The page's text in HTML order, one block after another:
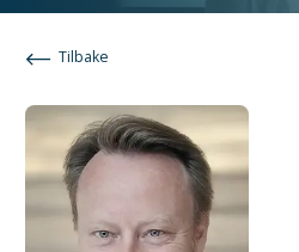
Tilbake